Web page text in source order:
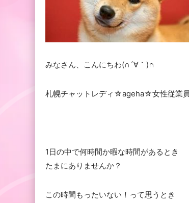
みなさん、こんにちわ(∩´∀｀)∩
札幌チャットレディ☆ageha☆女性従業
1日の中で何時間か暇な時間があるとき
たまにありませんか？
この時間もったいない！って思うとき